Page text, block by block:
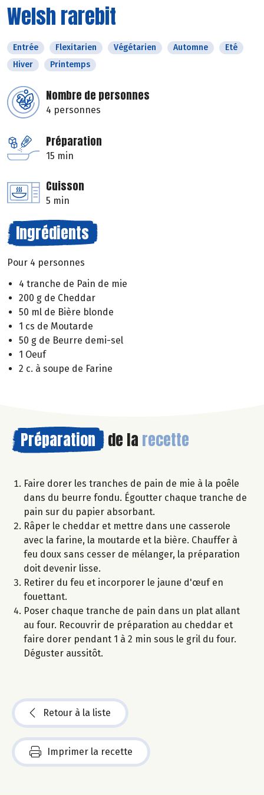
Welsh rarebit
Entrée Flexitarien Végétarien Automne
Eté
Hiver
Printemps
Nombre de personnes
4 personnes
Préparation
15 min
Cuisson
5 min
Ingrédients
Pour 4 personnes
4 tranche de Pain de mie
200 g de Cheddar
50 ml de Bière blonde
1 cs de Moutarde
50 g de Beurre demi-sel
1 Oeuf
2 c. à soupe de Farine
Préparation de la recette
Faire dorer les tranches de pain de mie à la poêle
dans du beurre fondu. Égoutter chaque tranche de
pain sur du papier absorbant.
Râper le cheddar et mettre dans une casserole
avec la farine, la moutarde et la bière. Chauffer à
feu doux sans cesser de mélanger, la préparation
doit devenir lisse.
Retirer du feu et incorporer le jaune d'œuf en
fouettant.
Poser chaque tranche de pain dans un plat allant
au four. Recouvrir de préparation au cheddar et
faire dorer pendant 1 à 2 min sous le gril du four.
Déguster aussitôt.
Retour à la liste
Imprimer la recette